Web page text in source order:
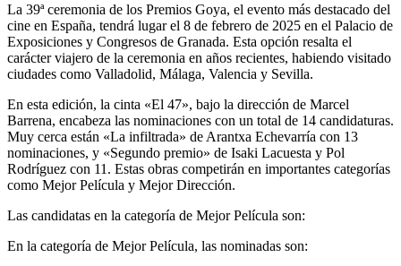
La 39ª ceremonia de los Premios Goya, el evento más destacado del
cine en España, tendrá lugar el 8 de febrero de 2025 en el Palacio de
Exposiciones y Congresos de Granada. Esta opción resalta el
carácter viajero de la ceremonia en años recientes, habiendo visitado
ciudades como Valladolid, Málaga, Valencia y Sevilla.
En esta edición, la cinta «El 47», bajo la dirección de Marcel
Barrena, encabeza las nominaciones con un total de 14 candidaturas.
Muy cerca están «La infiltrada» de Arantxa Echevarría con 13
nominaciones, y «Segundo premio» de Isaki Lacuesta y Pol
Rodríguez con 11. Estas obras competirán en importantes categorías
como Mejor Película y Mejor Dirección.
Las candidatas en la categoría de Mejor Película son:
En la categoría de Mejor Película, las nominadas son: